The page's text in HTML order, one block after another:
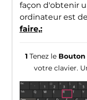
façon d'obtenir
ordinateur est
faire,:
1Tenez le
votre clavier.